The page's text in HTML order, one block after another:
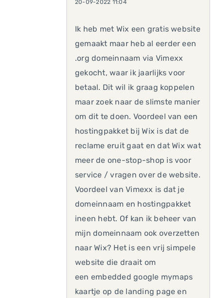
20-09-2022 11:04
Ik heb met Wix een gratis website
gemaakt maar heb al eerder een
.org domeinnaam via Vimexx
gekocht, waar ik jaarlijks voor
betaal. Dit wil ik graag koppelen
maar zoek naar de slimste manier
om dit te doen. Voordeel van een
hostingpakket bij Wix is dat de
reclame eruit gaat en dat Wix wat
meer de one-stop-shop is voor
service / vragen over de website.
Voordeel van Vimexx is dat je
domeinnaam en hostingpakket
ineen hebt. Of kan ik beheer van
mijn domeinnaam ook overzetten
naar Wix? Het is een vrij simpele
website die draait om
een embedded google mymaps
kaartje op de landing page en